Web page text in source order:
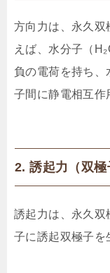
方向力は、永久双
えば、水分子（
負の電荷を持ち、
子間に静電相互作
2. 誘起力（双極
誘起力は、永久双
子に誘起双極子を